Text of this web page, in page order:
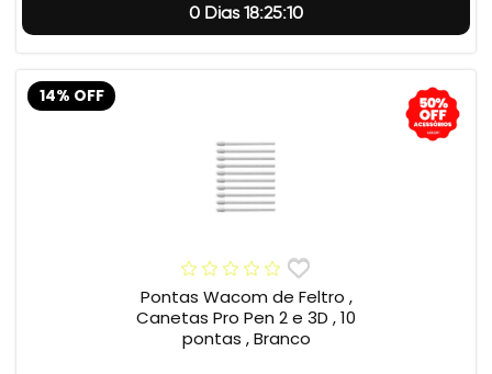
0 Dias 18:25:9
14% OFF
Pontas Wacom de Feltro ,
Canetas Pro Pen 2 e 3D , 10
pontas , Branco